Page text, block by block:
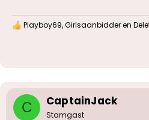
W
n
g
Playboy69,Girlsaanbidderen
C CaptainJack
Stamgast